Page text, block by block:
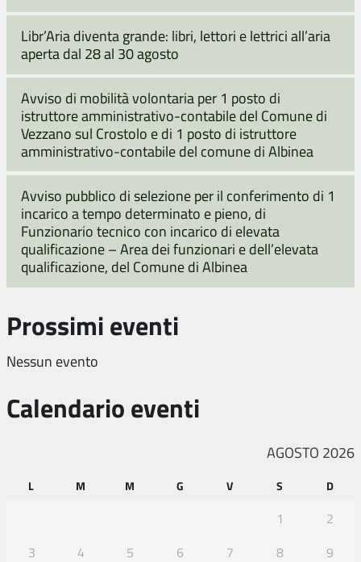
Libr’Aria diventa grande: libri, lettori e lettrici all’aria
aperta dal 28 al 30 agosto
Avviso di mobilità volontaria per 1 posto di
istruttore amministrativo-contabile del Comune di
Vezzano sul Crostolo e di 1 posto di istruttore
amministrativo-contabile del comune di Albinea
Avviso pubblico di selezione per il conferimento di 1
incarico a tempo determinato e pieno, di
Funzionario tecnico con incarico di elevata
qualificazione – Area dei funzionari e dell’elevata
qualificazione, del Comune di Albinea
Prossimi eventi
Nessun evento
Calendario eventi
AGOSTO 2026
L M M G V S D
1
2
3
4 5 6 7 8
9